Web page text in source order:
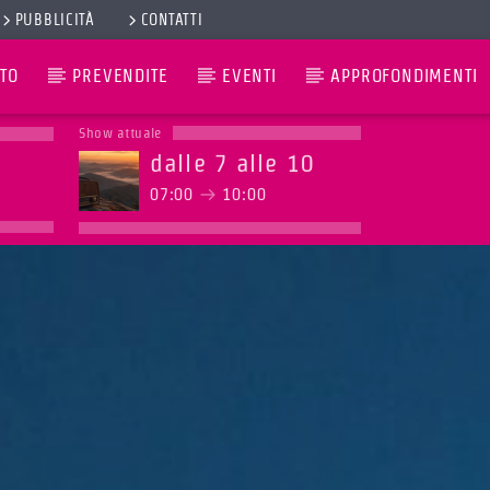
PUBBLICITÀ CONTATTI
PREVENDITE EVENTI APPROFONDIMENTI
Show attuale
dalle 7 alle 10
07:00 10:00